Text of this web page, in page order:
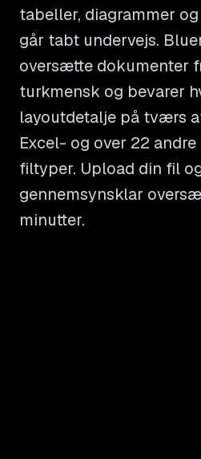
tabeller, diagrammer
går tabt undervejs.
oversætte dokumenter
turkmensk og bevarer
layoutdetalje på tværs
Excel- og over 22
filtyper. Upload din fil
gennemsynsklar
minutter.